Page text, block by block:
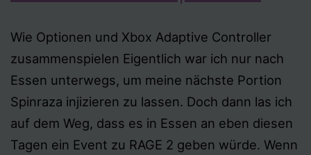
Wie Optionen und Xbox Adaptive Controller
zusammenspielen Eigentlich war ich nur nach
Essen unterwegs, um meine nächste Portion
Spinraza injizieren zu lassen. Doch dann las ich
auf dem Weg, dass es in Essen an eben diesen
Tagen ein Event zu RAGE 2 geben würde. Wenn